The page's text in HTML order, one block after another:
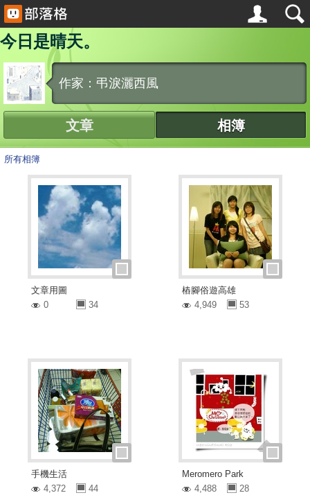
今日是晴天。
作家：弔淚灑西風
文章 相簿
所有相簿
文章用圖
0
34
樁腳俗遊高雄
4,949
53
手機生活
4,372
44
Meromero Park
4,488
28